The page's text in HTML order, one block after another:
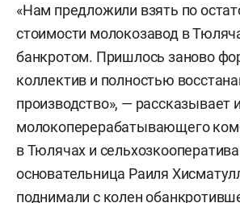
«Нам предложили взять по
стоимости молокозавод в
банкротом. Пришлось заново
коллектив и полностью
производство», — рассказывает
молокоперерабатывающего
в Тюлячах и
основательница Раиля
поднимали с колен